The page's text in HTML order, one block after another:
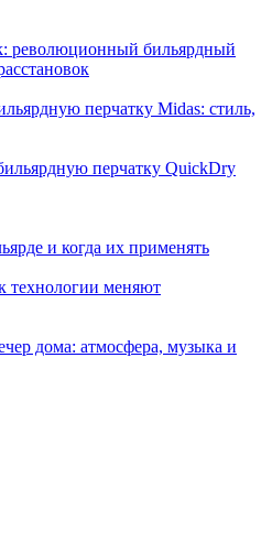
революционный бильярдный
перчатку Midas: стиль,
перчатку QuickDry
и когда их применять
технологии меняют
дома: атмосфера, музыка и